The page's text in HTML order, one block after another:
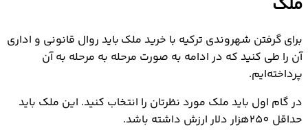
ملک
برای گرفتن شهروندی ترکیه با خرید ملک باید روال قانونی و اداری
آن را طی کنید که در ادامه به صورت مرحله به مرحله به آن
پرداخته‌ایم.
در گام اول باید ملک مورد نظرتان را انتخاب کنید. این ملک باید
حداقل 250هزار دلار ارزش داشته باشد.